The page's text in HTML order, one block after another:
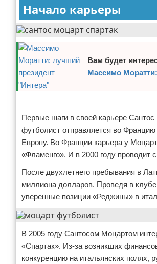
Боевые виды искусства
Как накачаться
Теннис
Легкая атлетика
Похудание
Йога и пилатес
Волейбол
Зимние виды спорта
Отказ от ответственности
Начало карьеры
Вам будет
Массимо
Первые шаги в своей карьере
футболист отправляется во
Европу. Во Франции карьера у
«Фламенго». И в 2000 году проводит
После двухлетнего пребывания в
миллиона долларов. Проведя в
уверенные позиции «Реджины» в
В 2005 году Сантосом Моцартом
«Спартак». Из-за возникших
конкуренцию на итальянских полях,